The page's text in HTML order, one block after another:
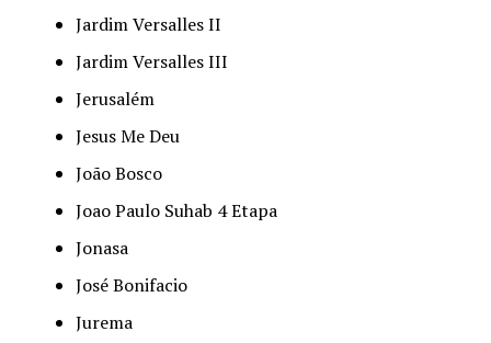
Jardim Versalles II
Jardim Versalles III
Jerusalém
Jesus Me Deu
João Bosco
Joao Paulo Suhab 4 Etapa
Jonasa
José Bonifacio
Jurema